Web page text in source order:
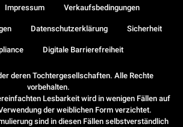
deren Tochtergesellschaften. Alle Rechte
vorbehalten.
Lesbarkeit wird in wenigen Fällen auf
der weiblichen Form verzichtet.
sind in diesen Fällen selbstverständlich
Impressum Verkaufsbedingungen
Datenschutzerklärung Sicherheit
Digitale Barrierefreiheit